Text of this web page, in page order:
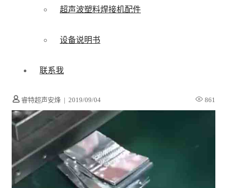
超声波塑料焊接机配件
设备说明书
联系我
睿特超声安烽 | 2019/09/04 861